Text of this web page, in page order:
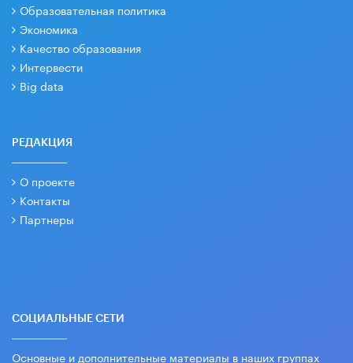
Образовательная политика
Экономика
Качество образования
Интервести
Big data
РЕДАКЦИЯ
О проекте
Контакты
Партнеры
СОЦИАЛЬНЫЕ СЕТИ
Основные и дополнительные материалы в наших группах